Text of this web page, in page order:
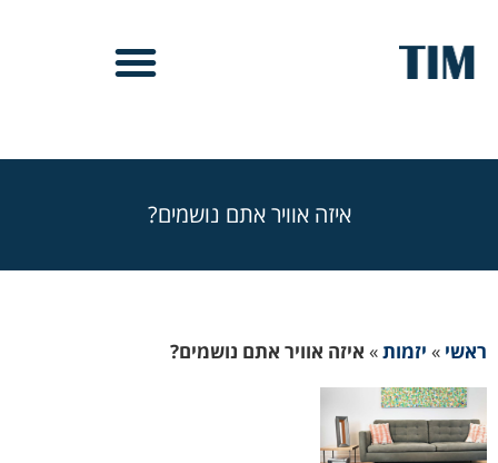
איזה אוויר אתם נושמים?
ראשי » יזמות» איזה אוויר אתם נושמים?